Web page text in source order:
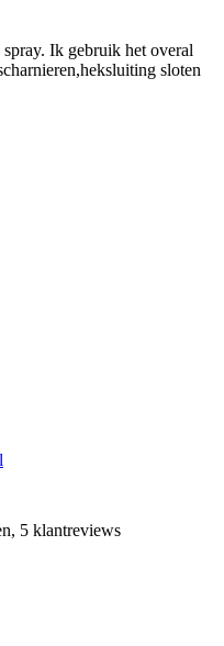
Ik gebruik het overal
sloten
5 klantreviews